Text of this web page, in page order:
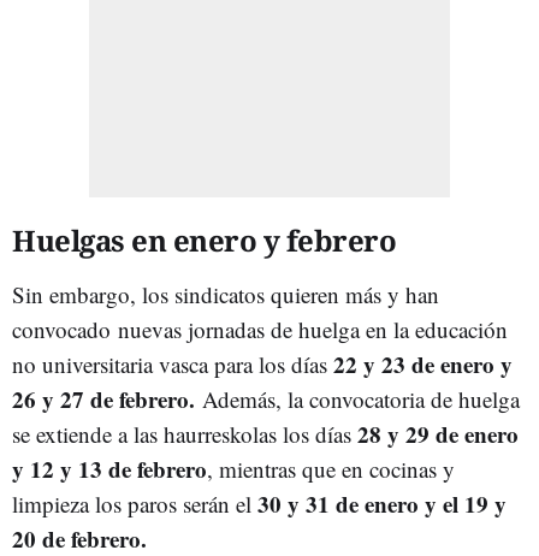
Huelgas en enero y febrero
Sin embargo, los sindicatos quieren más y han
convocado nuevas jornadas de huelga en la educación
no universitaria vasca para los días 22 y 23 de enero y
26 y 27 de febrero. Además, la convocatoria de huelga
se extiende a las haurreskolas los días 28 y 29 de enero
y 12 y 13 de febrero, mientras que en cocinas y
limpieza los paros serán el 30 y 31 de enero y el 19 y
20 de febrero.